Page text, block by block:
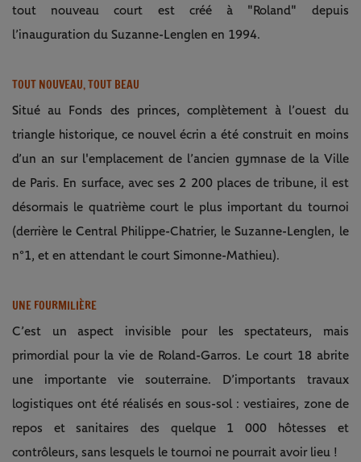
tout nouveau court est créé à "Roland" depuis
l’inauguration du Suzanne-Lenglen en 1994.
TOUT NOUVEAU, TOUT BEAU
Situé au Fonds des princes, complètement à l’ouest du
triangle historique, ce nouvel écrin a été construit en moins
d’un an sur l'emplacement de l’ancien gymnase de la Ville
de Paris. En surface, avec ses 2 200 places de tribune, il est
désormais le quatrième court le plus important du tournoi
(derrière le Central Philippe-Chatrier, le Suzanne-Lenglen, le
n°1, et en attendant le court Simonne-Mathieu).
UNE FOURMILIÈRE
C’est un aspect invisible pour les spectateurs, mais
primordial pour la vie de Roland-Garros. Le court 18 abrite
une importante vie souterraine. D’importants travaux
logistiques ont été réalisés en sous-sol : vestiaires, zone de
repos et sanitaires des quelque 1 000 hôtesses et
contrôleurs, sans lesquels le tournoi ne pourrait avoir lieu !